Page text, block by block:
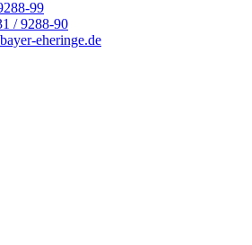
99
/ 9288-90
eheringe.de